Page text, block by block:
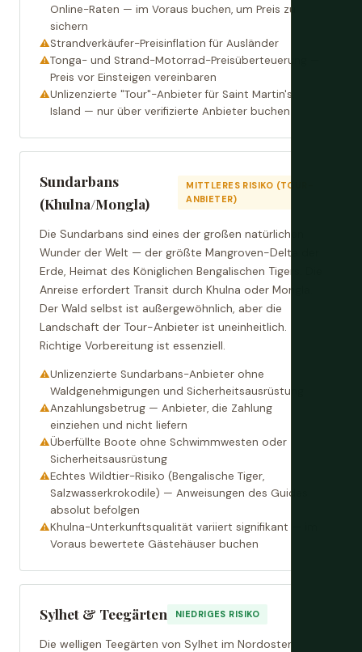
Online-Raten — im Voraus buchen, um Preis zu
sichern
Strandverkäufer-Preisinflation für Ausländer
Tonga- und Strand-Motorrad-Preisüberteuerung —
Preis vor Einsteigen vereinbaren
Unlizenzierte "Tour"-Anbieter für Saint Martin's
Island — nur über verifizierte Anbieter buchen
Sundarbans
(Khulna/Mongla)
MITTLERES RISIKO (TOUR-
ANBIETER)
Die Sundarbans sind eines der großen natürlichen
Wunder der Welt — der größte Mangroven-Delta der
Erde, Heimat des Königlichen Bengalischen Tigers. Die
Anreise erfordert Transit durch Khulna oder Mongla.
Der Wald selbst ist außergewöhnlich, aber die
Landschaft der Tour-Anbieter ist uneinheitlich.
Richtige Vorbereitung ist essenziell.
Unlizenzierte Sundarbans-Anbieter ohne
Waldgenehmigungen und Sicherheitsausrüstung
Anzahlungsbetrug — Anbieter, die Zahlung
einziehen und nicht liefern
Überfüllte Boote ohne Schwimmwesten oder
Sicherheitsausrüstung
Echtes Wildtier-Risiko (Bengalische Tiger,
Salzwasserkrokodile) — Anweisungen des Guides
absolut befolgen
Khulna-Unterkunftsqualität variiert signifikant — im
Voraus bewertete Gästehäuser buchen
Sylhet & Teegärten NIEDRIGES RISIKO
Die welligen Teegärten von Sylhet im Nordosten